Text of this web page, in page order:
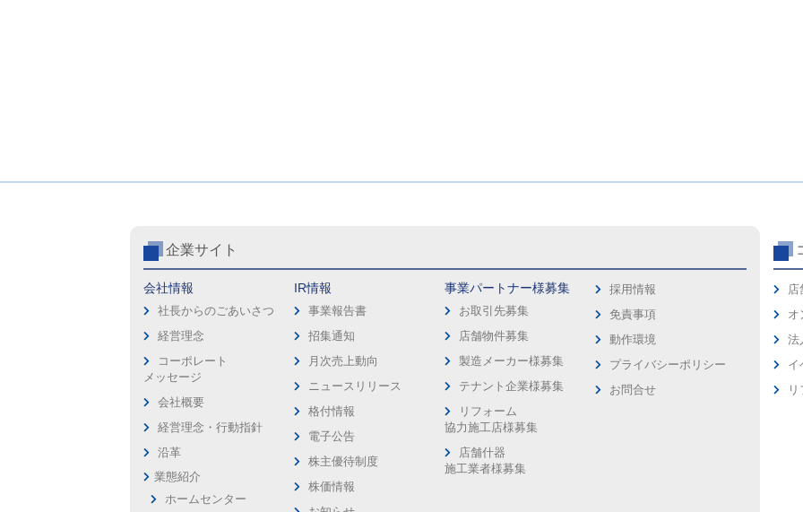
企業サイト
会社情報
社長からのごあいさつ
経営理念
コーポレート
メッセージ
会社概要
経営理念・行動指針
沿革
業態紹介
ホームセンター
IR情報
事業報告書
招集通知
月次売上動向
ニュースリリース
格付情報
電子公告
株主優待制度
株価情報
事業パートナー様募集
お取引先募集
店舗物件募集
製造メーカー様募集
テナント企業様募集
リフォーム
協力施工店様募集
店舗什器
施工業者様募集
採用情報
免責事項
動作環境
プライバシーポリシー
お問合せ
店
オ
法
イ